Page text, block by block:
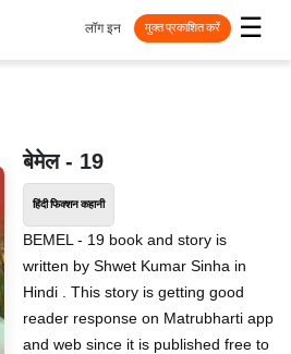
☰
लॉग इन मुक्त प्रकाशित करें
बेमेल - 19
हिंदी फिक्शन कहानी
BEMEL - 19 book and story is
written by Shwet Kumar Sinha in
Hindi . This story is getting good
reader response on Matrubharti app
and web since it is published free to